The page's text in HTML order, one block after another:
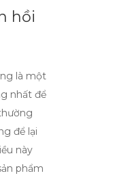
hồi
là một
nhất để
để lại
này
phẩm